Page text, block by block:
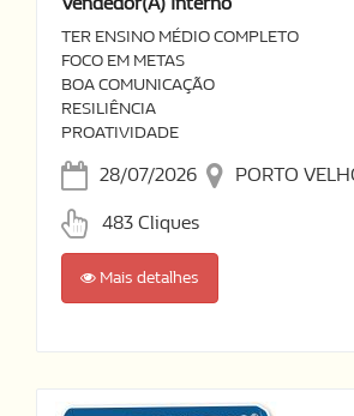
TER ENSINO MÉDIO COMPLETO
FOCO EM METAS
BOA COMUNICAÇÃO
RESILIÊNCIA
PROATIVIDADE
28/07/2026 PORTO
483 Cliques
Mais detalhes